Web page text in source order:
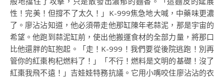
性！完美！但撐不了太久！」K-999焦急地大喊，中藥味更濃
了。廖沾沾知道，他必須帶走他那缸陳年老蒜泥，那是宇宙的
希望。他跑到蒜泥缸前，使出他搬運食材的全部力量，將那口
比他還胖的缸抱起。「走！K-999！我們要從後院逃跑！別再
管你的紅棗枸杞燃料了！」「不行！燃料是文明的基礎！沒了
紅棗我飛不遠！」吉娃娃特務抗議。它用小嘴咬住廖沾沾的衣